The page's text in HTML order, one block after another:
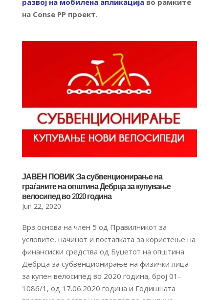
на Conse PP проект.
ЈАВЕН ПОВИК :За субвенционирање на
граѓаните на општина Дебрца за купување
велосипед во 2020 година
Jun 22, 2020
Врз основа на член 5 од Правилникот за
условите, начинот и постапката за користење на
финансиски средства од Буџетот на општина
Дебрца за субвенционирање на физички лица
за купен велосипед во 2020 година, број 01-
1086/1, од 17.06.2020 година и Годишната